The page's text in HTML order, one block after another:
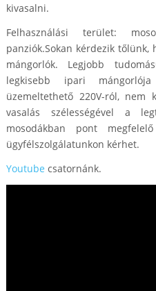
kivasalni.
Felhasználási terület:
panziók.Sokan kérdezik
mángorlók. Legjobb
legkisebb ipari
üzemeltethető 220V-ról, nem
vasalás szélességével a
mosodákban pont
ügyfélszolgálatunkon kérhet.
Youtube csatornánk.